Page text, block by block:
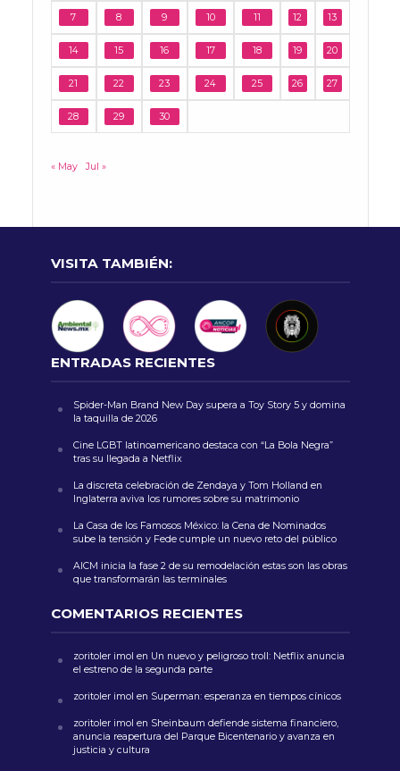
7 8 9 10 11 12 13
14 15 16 17 18 19 20
21 22 23 24 25 26 27
28 29 30
« May Jul »
VISITA TAMBIÉN:
ENTRADAS RECIENTES
Spider-Man Brand New Day supera a Toy Story 5 y domina
la taquilla de 2026
Cine LGBT latinoamericano destaca con “La Bola Negra”
tras su llegada a Netflix
La discreta celebración de Zendaya y Tom Holland en
Inglaterra aviva los rumores sobre su matrimonio
La Casa de los Famosos México: la Cena de Nominados
sube la tensión y Fede cumple un nuevo reto del público
AICM inicia la fase 2 de su remodelación estas son las obras
que transformarán las terminales
COMENTARIOS RECIENTES
zoritoler imol en Un nuevo y peligroso troll: Netflix anuncia
el estreno de la segunda parte
zoritoler imol en Superman: esperanza en tiempos cínicos
zoritoler imol en Sheinbaum defiende sistema financiero,
anuncia reapertura del Parque Bicentenario y avanza en
justicia y cultura